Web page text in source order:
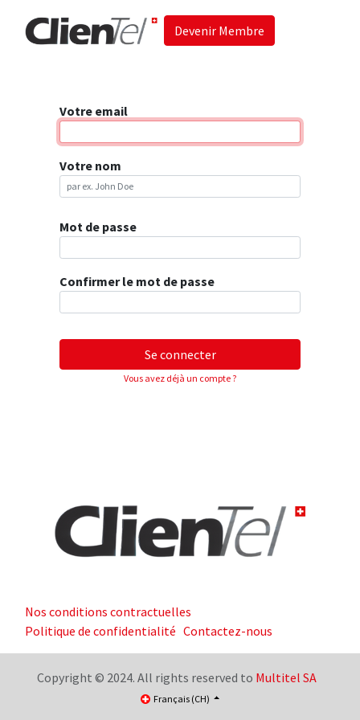
Devenir Membre
Votre email
Votre nom
Mot de passe
Confirmer le mot de passe
Se connecter
Vous avez déjà un compte ?
Nos conditions contractuelles
Politique de confidentialité Contactez-nous
Copyright © 2024. All rights reserved to Multitel SA
Français (CH)